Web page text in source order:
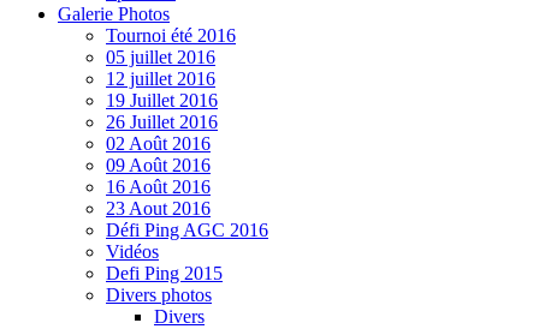
Galerie Photos
Tournoi été 2016
05 juillet 2016
12 juillet 2016
19 Juillet 2016
26 Juillet 2016
02 Août 2016
09 Août 2016
16 Août 2016
23 Aout 2016
Défi Ping AGC 2016
Vidéos
Defi Ping 2015
Divers photos
Divers